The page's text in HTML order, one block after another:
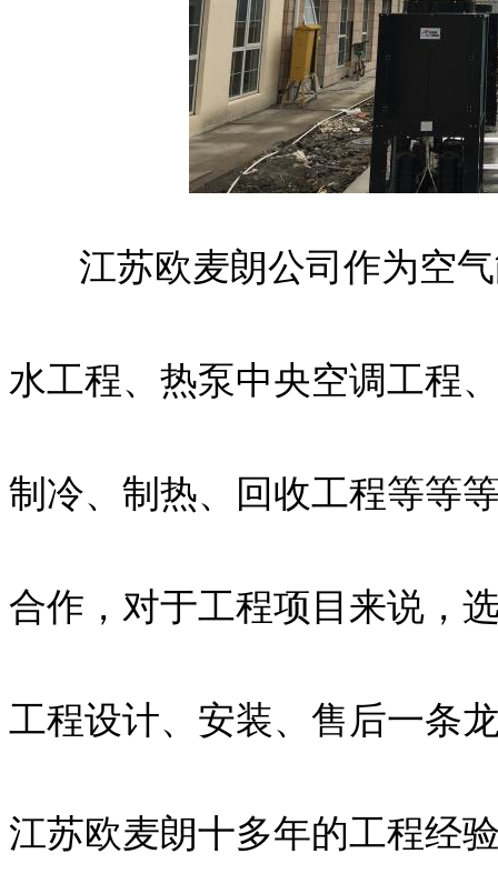
江苏欧麦朗公司作为空气
水工程、热泵中央空调工程
制冷、制热、回收工程等等
合作，对于工程项目来说，
工程设计、安装、售后一条
江苏欧麦朗十多年的工程经